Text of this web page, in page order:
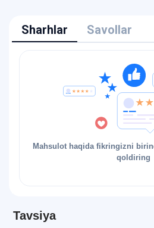
Sharhlar Savollar
Mahsulot haqida fikringizni
qoldiring
Tavsiya